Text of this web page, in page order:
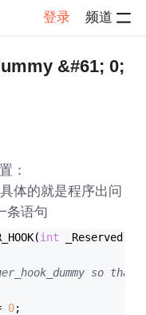
登录 频道
&#61; 0;
：
体的就是程序出问
条语句
int _Reserved)
so
0;